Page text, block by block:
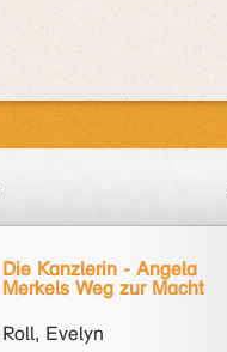
Die Kanzlerin - Angela
Merkels Weg zur Macht
Roll, Evelyn